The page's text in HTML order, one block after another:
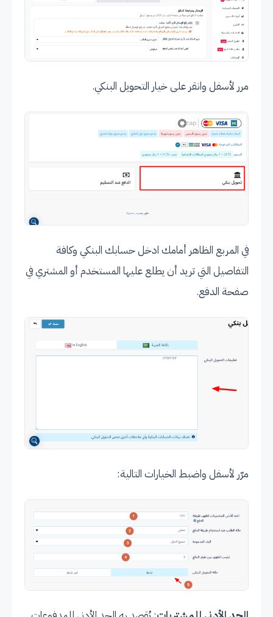
مرر لأسفل وانقر على خيار التحويل البنكي.
في المربع الظاهر أمامك ادخل حسابك البنكي وكافة
التفاصيل التي تريد أن يطلع عليها المستخدم أو المشتري في
صفحة الدفع.
مرّر لأسفل واضبط الخيارات التالية: